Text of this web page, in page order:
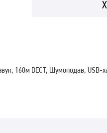
160м DECT, Шумоподав, USB-